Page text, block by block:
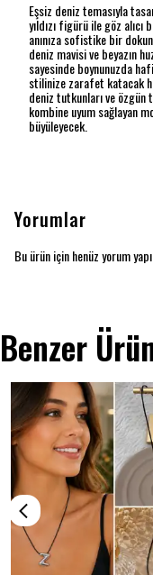
Eşsiz deniz temasıyla
yıldızı figürü ile göz
anınıza sofistike bir
deniz mavisi ve beyazın
sayesinde boynunuzda
stilinize zarafet katacak
deniz tutkunları ve
kombine uyum sağlayan
büyüleyecek.
Yorumlar
Bu ürün için henüz yorum
Benzer